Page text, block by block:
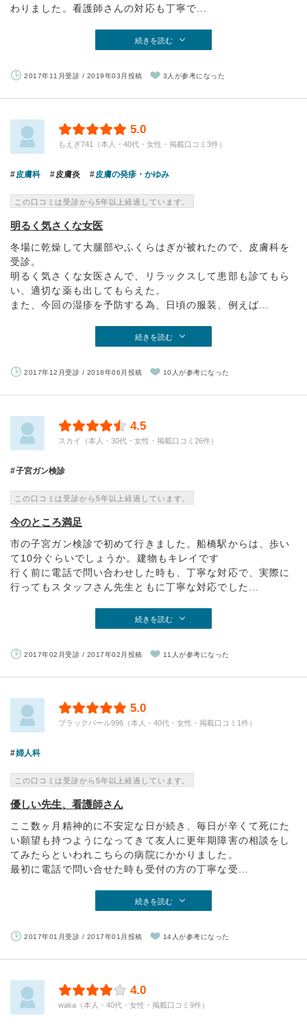
わりました。看護師さんの対応も丁寧で...
続きを読む
2017年11月受診 / 2019年03月投稿 3人が参考になった
5.0
もえぎ741（本人・40代・女性・掲載口コミ3件）
皮膚科 皮膚炎 皮膚の発疹・かゆみ
この口コミは受診から5年以上経過しています。
明るく気さくな女医
冬場に乾燥して大腿部やふくらはぎが被れたので、皮膚科を
受診。
明るく気さくな女医さんで、リラックスして患部も診てもら
い、適切な薬も出してもらえた。
また、今回の湿疹を予防する為、日頃の服装、例えば...
続きを読む
2017年12月受診 / 2018年06月投稿 10人が参考になった
4.5
スカイ（本人・30代・女性・掲載口コミ26件）
子宮ガン検診
この口コミは受診から5年以上経過しています。
今のところ満足
市の子宮ガン検診で初めて行きました。船橋駅からは、歩い
て10分ぐらいでしょうか。建物もキレイです
行く前に電話で問い合わせした時も、丁寧な対応で、実際に
行ってもスタッフさん先生ともに丁寧な対応でした...
続きを読む
2017年02月受診 / 2017年02月投稿 11人が参考になった
5.0
ブラックパール996（本人・40代・女性・掲載口コミ1件）
婦人科
この口コミは受診から5年以上経過しています。
優しい先生、看護師さん
ここ数ヶ月精神的に不安定な日が続き、毎日が辛くて死にた
い願望も持つようになってきて友人に更年期障害の相談をし
てみたらといわれこちらの病院にかかりました。
最初に電話で問い合せた時も受付の方の丁寧な受...
続きを読む
2017年01月受診 / 2017年01月投稿 14人が参考になった
4.0
waka（本人・40代・女性・掲載口コミ9件）